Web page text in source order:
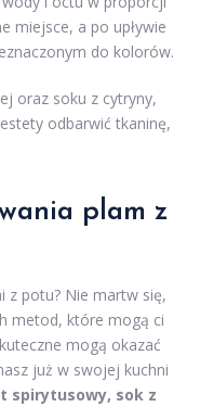
miejsce, a po upływie
do kolorów.
oraz soku z cytryny,
odbarwić tkaninę,
plam z
z potu? Nie martw się,
metod, które mogą ci
mogą okazać
już w swojej kuchni
spirytusowy, sok z